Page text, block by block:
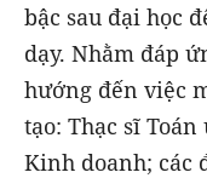
bậc sau đại học
dạy. Nhằm đáp
hướng đến việc
tạo: Thạc sĩ
Kinh doanh; các